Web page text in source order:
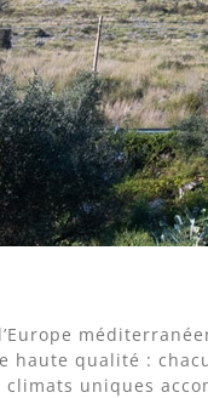
haute qualité :
uniques